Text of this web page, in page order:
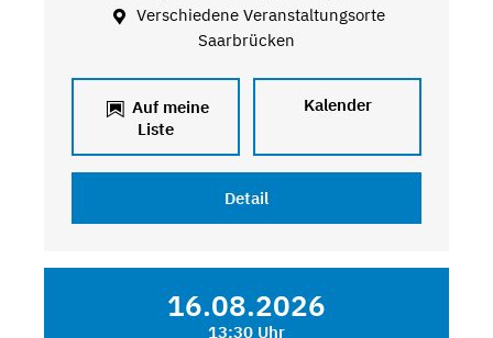
Verschiedene Veranstaltungsorte
Saarbrücken
Auf meine
Liste
Kalender
Detail
16.08.2026
13:30 Uhr